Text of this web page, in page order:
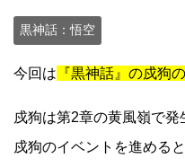
黒神話：悟空
今回は 『黒神話』の戍狗
戍狗は第2章の黄風嶺で発
戍狗のイベントを進める